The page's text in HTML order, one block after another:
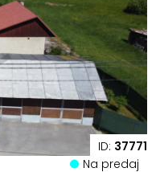
ID: 37771
Na predaj